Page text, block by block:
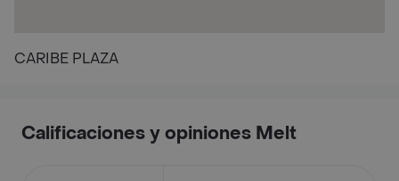
CARIBE PLAZA
Calificaciones y opiniones Melt